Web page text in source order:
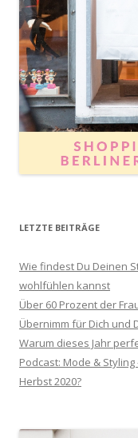
LETZTE BEITRÄGE
Wie findest Du Deinen
wohlfühlen kannst
Über 60 Prozent der
Übernimm für Dich und
Warum dieses Jahr
Podcast: Mode &
Herbst 2020?